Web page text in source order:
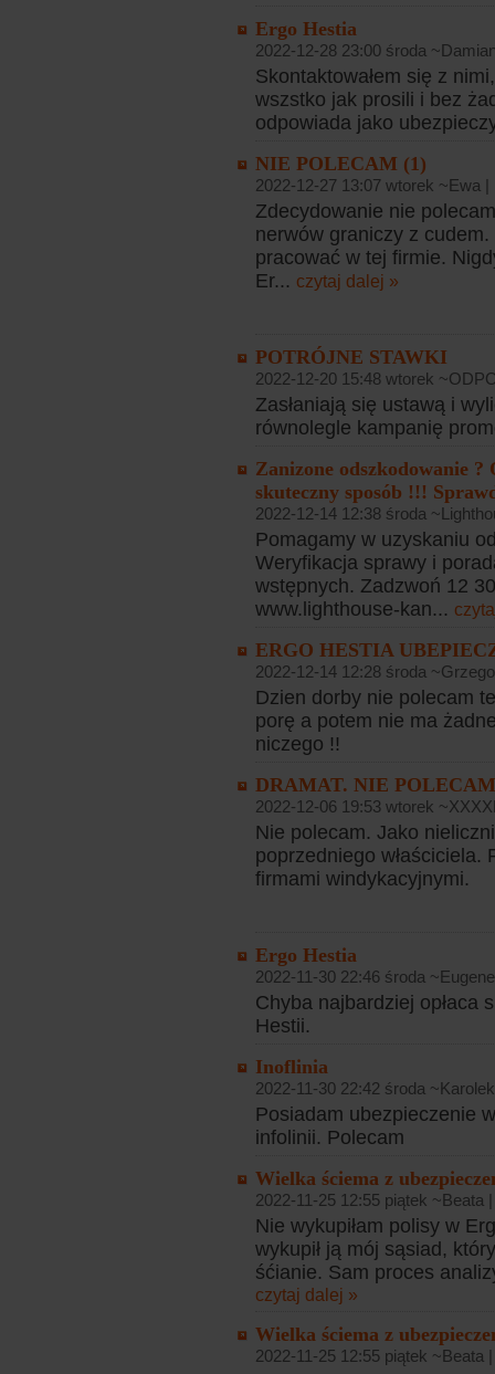
Ergo Hestia
2022-12-28 23:00 środa
Skontaktowałem się z
wszstko jak prosili i bez
odpowiada jako
NIE POLECAM (1)
2022-12-27 13:07 wtorek ~Ewa |
Zdecydowanie nie
nerwów graniczy z
pracować w tej firmie.
Er... czytaj dalej »
POTRÓJNE STAWKI
2022-12-20 15:48 wtorek
Zasłaniają się ustawą i
równolegle kampanię
Zanizone odszkodowanie ?
skuteczny sposób !!!
2022-12-14 12:38 środa
Pomagamy w uzyskaniu
Weryfikacja sprawy i
wstępnych. Zadzwoń 12
www.lighthouse-kan...
ERGO HESTIA
2022-12-14 12:28 środa
Dzien dorby nie polecam
porę a potem nie ma
niczego !!
DRAMAT. NIE
2022-12-06 19:53 wtorek
Nie polecam. Jako
poprzedniego właściciela.
firmami windykacyjnymi.
Ergo Hestia
2022-11-30 22:46 środa
Chyba najbardziej opłaca
Hestii.
Inoflinia
2022-11-30 22:42 środa
Posiadam ubezpieczenie
infolinii. Polecam
Wielka ściema z
2022-11-25 12:55 piątek ~Beata
Nie wykupiłam polisy w
wykupił ją mój sąsiad,
śćianie. Sam proces
czytaj dalej »
Wielka ściema z
2022-11-25 12:55 piątek ~Beata